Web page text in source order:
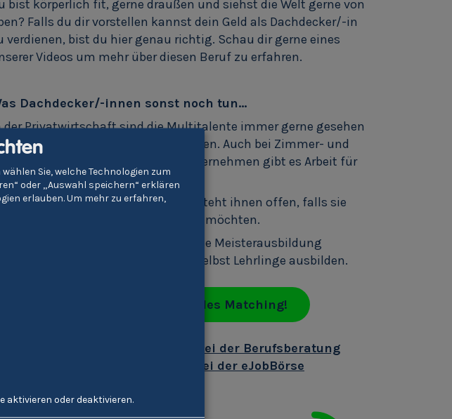
bist körperlich fit, gerne draußen und siehst die Welt gerne von
Falls du dir vorstellen kannst dein Geld als Dachdecker/-in
verdienen, bist du hier genau richtig. Schau dir gerne eines
Videos um mehr über diesen Beruf zu erfahren.
Dachdecker/-innen sonst noch tun…
der Privatwirtschaft sind die Multitalente immer gerne gesehen
das nicht nur in Dachdeckbetrieben. Auch bei Zimmer- und
oder bei großen Bauunternehmen gibt es Arbeit für
der Weg in die Selbständigkeit steht ihnen offen, falls sie
eigene Vorstellungen verfolgen möchten.
besonders lernwilligen können eine Meisterausbildung
und nach deren Abschluss selbst Lehrlinge ausbilden.
Mache jetzt dein individuelles Matching!
zu Dachdecker/in bei der Berufsberatung
Stellen zu Dachdecker/in bei der eJobBörse
Sie, welche Technologien zum
oder „Auswahl speichern“ erklären
erlauben.Um mehr zu erfahren,
aktivieren oder deaktivieren.